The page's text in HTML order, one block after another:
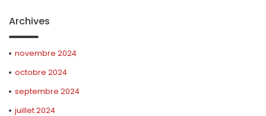
Archives
novembre 2024
octobre 2024
septembre 2024
juillet 2024